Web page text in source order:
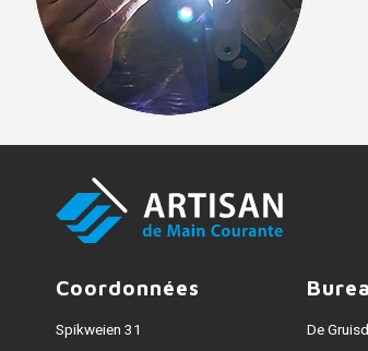
Coordonnées
Spikweien 31
De